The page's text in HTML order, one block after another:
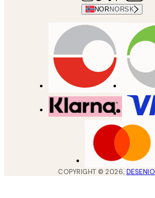
NOR NORSK
COPYRIGHT ©2026, DESENIO